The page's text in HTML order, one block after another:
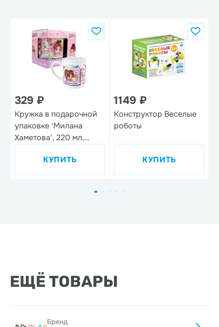
329 ₽
Кружка в подарочной
упаковке 'Милана
Хаметова', 220 мл,
КУПИТЬ
1149 ₽
Конструктор Веселые
роботы
КУПИТЬ
ЕЩЁ ТОВАРЫ
Бренд